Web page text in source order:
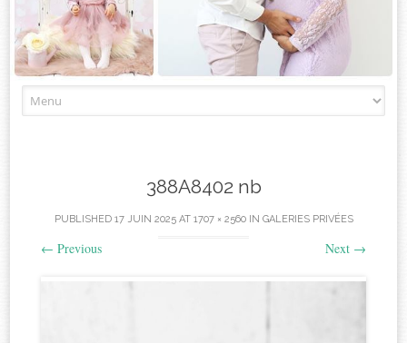
to
388A8402 nb
PUBLISHED 17 JUIN 2025AT 1707 × 2560IN GALERIES PRIVÉES
← Previous Next →